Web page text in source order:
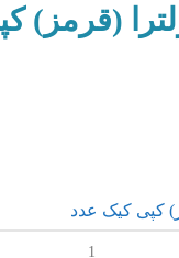
(قرمز)
کپی کیک عدد